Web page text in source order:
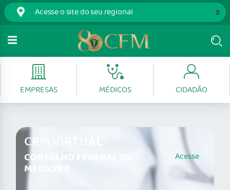
EMPRESAS MÉDICOS CIDADÃO
CRM VIRTUAL
CONSELHO FEDERAL DE
MEDICINA
Acesse